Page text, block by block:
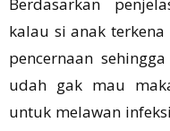
Berdasarkan
kalau si anak
pencernaan
udah gak mau
untuk melawan